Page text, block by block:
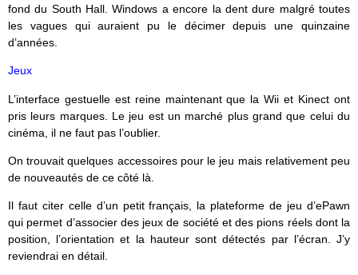
fond du South Hall. Windows a encore la dent dure malgré toutes
les vagues qui auraient pu le décimer depuis une quinzaine
d’années.
Jeux
L’interface gestuelle est reine maintenant que la Wii et Kinect ont
pris leurs marques. Le jeu est un marché plus grand que celui du
cinéma, il ne faut pas l’oublier.
On trouvait quelques accessoires pour le jeu mais relativement peu
de nouveautés de ce côté là.
Il faut citer celle d’un petit français, la plateforme de jeu d’ePawn
qui permet d’associer des jeux de société et des pions réels dont la
position, l’orientation et la hauteur sont détectés par l’écran. J’y
reviendrai en détail.